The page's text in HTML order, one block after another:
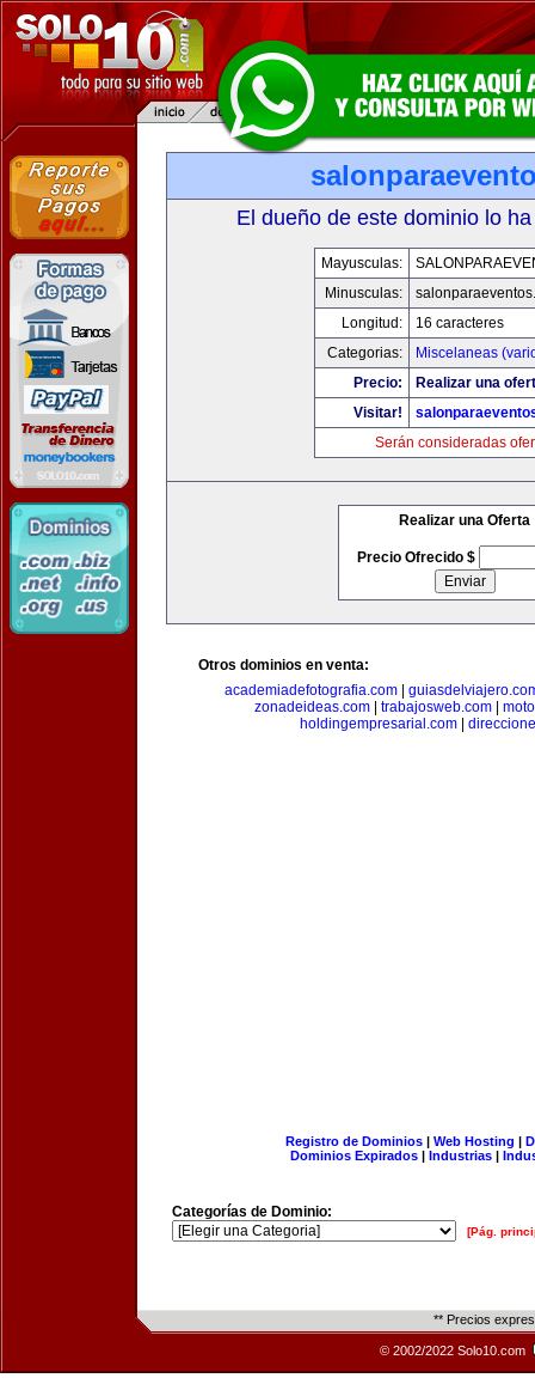
El dueño de este dominio lo
Mayusculas:
Minusculas:
Longitud:
16 caracteres
Categorias:
Miscelaneas
Precio:
Realizar una
Visitar!
Serán consideradas
Realizar una Oferta
Precio Ofrecido $
Otros dominios en venta:
academiadefotografia.com|
zonadeideas.com
trabajosweb.com
holdingempresarial.com|
Registro de Dominios| Web Hosting |
Dominios Expirados | Industrias |
Categorías de Dominio:
[Pág.
** Precios
© 2002/2022 Solo10.com